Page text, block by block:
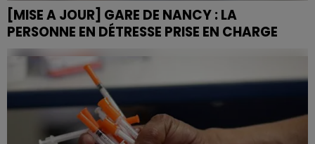
[MISE A JOUR] GARE DE NANCY : LA
PERSONNE EN DÉTRESSE PRISE EN CHARGE
Trafic ferroviaire totalement interrompu à la gare de
Nancy ce lundi 7 juillet après qu’un homme est monté
sur une passerelle SNCF, au niveau du quai de la...